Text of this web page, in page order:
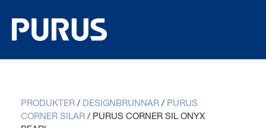
PRODUKTER / DESIGNBRUNNAR / PURUS
CORNER SILAR / PURUS CORNER SIL ONYX